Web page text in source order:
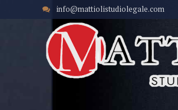
info@mattiolistudiolegale.com